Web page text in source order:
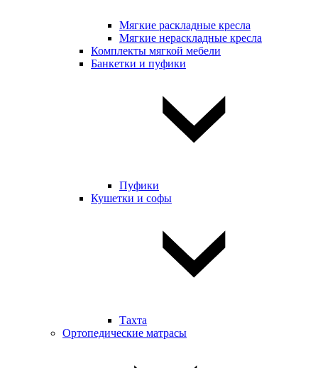
Мягкие раскладные кресла
Мягкие нераскладные кресла
Комплекты мягкой мебели
Банкетки и пуфики
Пуфики
Кушетки и софы
Тахта
Ортопедические матрасы